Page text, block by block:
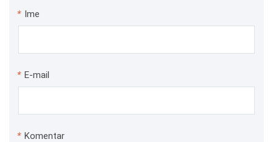
* Ime
* E-mail
* Komentar